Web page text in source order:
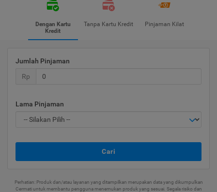
Dengan Kartu
Kredit
Tanpa Kartu Kredit Pinjaman Kilat
Jumlah Pinjaman
Rp
Lama Pinjaman
Cari
Perhatian: Produk dan/atau layanan yang ditampilkan merupakan data yang dikumpulkan
Cermati untuk membantu pengguna menemukan produk yang sesuai. Segala risiko dan